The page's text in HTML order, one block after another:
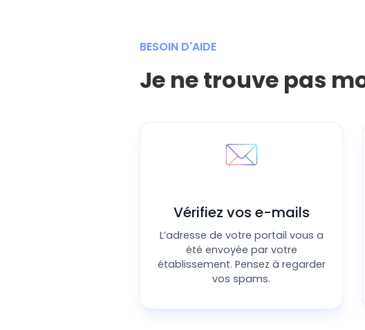
BESOIN D'AIDE
Je ne trouve pas
Vérifiez vos e-mails
L’adresse de votre portail vous a
été envoyée par votre
établissement. Pensez à regarder
vos spams.